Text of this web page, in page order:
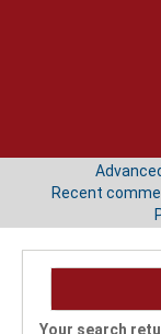
Recent
Your search